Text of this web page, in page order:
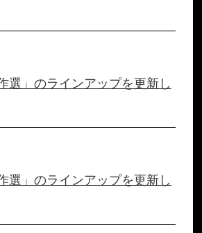
選」のラインアップを更新し
選」のラインアップを更新し